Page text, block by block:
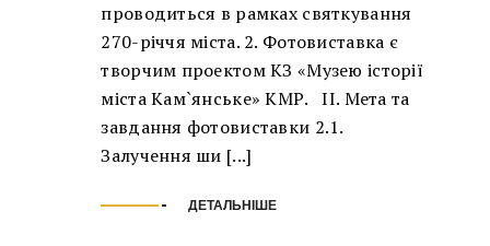
проводиться в рамках святкування
270-річчя міста. 2. Фотовиставка є
творчим проектом КЗ «Музею історії
міста Кам`янське» КМР. ІІ. Мета та
завдання фотовиставки 2.1.
Залучення ши [...]
ДЕТАЛЬНІШЕ